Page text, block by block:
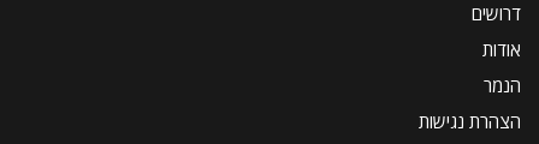
דרושים
אודות
הנמר
הצהרת נגישות